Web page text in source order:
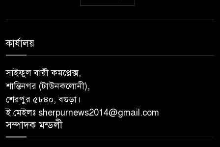
কার্যালয়
সাইফুল বারী কমপ্লেক্স,
শান্তিনগর (টাউনকলোনী),
শেরপুর ৫৮৪০, বগুড়া।
ই মেইলঃ sherpurnews2014@gmail.com
সম্পাদক মন্ডলী